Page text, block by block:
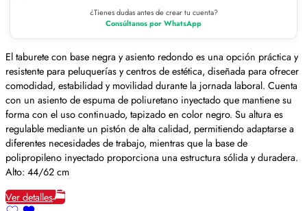
¿Tienes dudas antes de crear tu cuenta?
Consúltanos por WhatsApp
El taburete con base negra y asiento redondo es una opción práctica y
resistente para peluquerías y centros de estética, diseñada para ofrecer
comodidad, estabilidad y movilidad durante la jornada laboral. Cuenta
con un asiento de espuma de poliuretano inyectado que mantiene su
forma con el uso continuado, tapizado en color negro. Su altura es
regulable mediante un pistón de alta calidad, permitiendo adaptarse a
diferentes necesidades de trabajo, mientras que la base de
polipropileno inyectado proporciona una estructura sólida y duradera.
Alto: 44/62 cm
Ver detalles